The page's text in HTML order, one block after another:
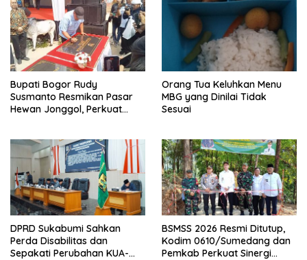
Bupati Bogor Rudy
Susmanto Resmikan Pasar
Hewan Jonggol, Perkuat
Orang Tua Keluhkan Menu
MBG yang Dinilai Tidak
Sesuai
DPRD Sukabumi Sahkan
Perda Disabilitas dan
Sepakati Perubahan KUA-
BSMSS 2026 Resmi Ditutup,
Kodim 0610/Sumedang dan
Pemkab Perkuat Sinergi